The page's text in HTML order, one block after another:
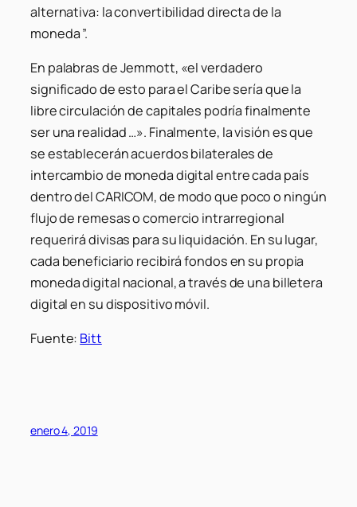
alternativa: la convertibilidad directa de la
moneda ”.
En palabras de Jemmott, «el verdadero
significado de esto para el Caribe sería que la
libre circulación de capitales podría finalmente
ser una realidad …». Finalmente, la visión es que
se establecerán acuerdos bilaterales de
intercambio de moneda digital entre cada país
dentro del CARICOM, de modo que poco o ningún
flujo de remesas o comercio intrarregional
requerirá divisas para su liquidación. En su lugar,
cada beneficiario recibirá fondos en su propia
moneda digital nacional, a través de una billetera
digital en su dispositivo móvil.
Fuente: Bitt
enero 4, 2019